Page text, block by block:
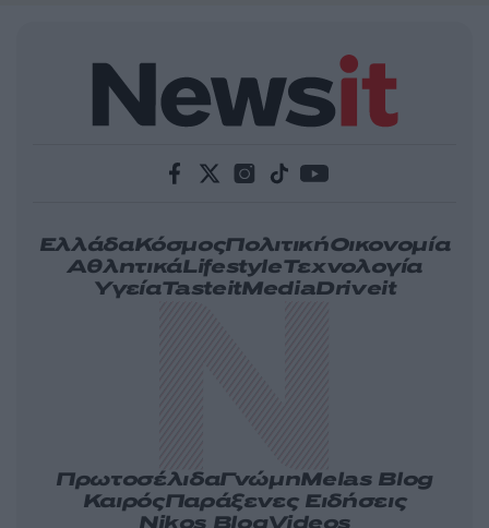
ΕλλάδαΚόσμοςΠολιτικήΟικονομία
ΑθλητικάLifestyleΤεχνολογία
ΥγείαTasteitMediaDriveit
ΠρωτοσέλιδαΓνώμηMelas Blog
ΚαιρόςΠαράξενες Ειδήσεις